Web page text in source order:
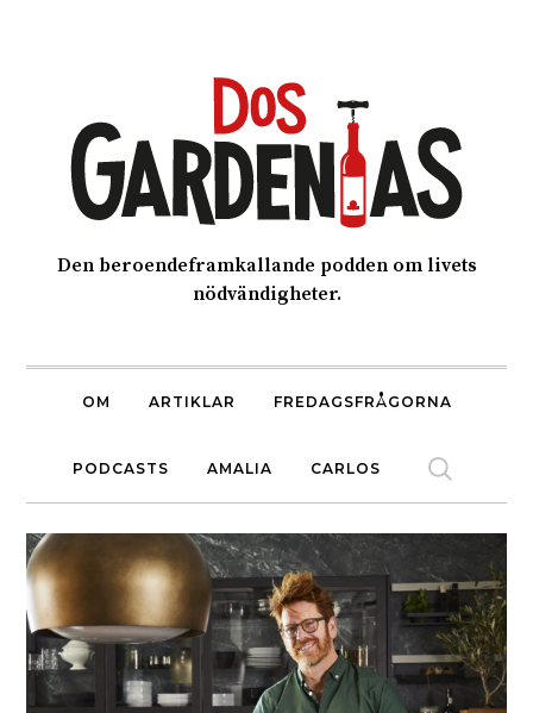
Den beroendeframkallande podden om livets
nödvändigheter.
OM ARTIKLAR FREDAGSFRÅGORNA
PODCASTS AMALIA CARLOS